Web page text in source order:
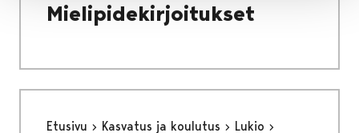
Mielipidekirjoitukset
Etusivu Kasvatus ja koulutus
Lukio